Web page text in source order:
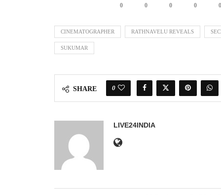
0 0 0 0
CINEMATOGRAPHER RATHNAVELU REVEALS
SUKUMAR
SHARE 0
LIVE24INDIA